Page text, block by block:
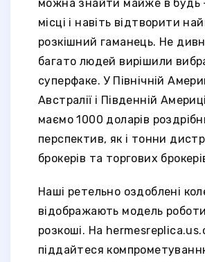
можна знайти майже в будь
місці і навіть відтворити
розкішний гаманець. Не
багато людей вирішили
суперфаке. У Північній
Австралії і Південній
маємо 1000 доларів
перспектив, як і тонни
брокерів та торгових
Наші ретельно оздоблені
відображають модель
розкоші. На
піддайтеся